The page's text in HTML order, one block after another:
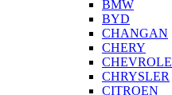
BMW
BYD
CHANGAN
CHERY
CHRYSLER
CITROEN